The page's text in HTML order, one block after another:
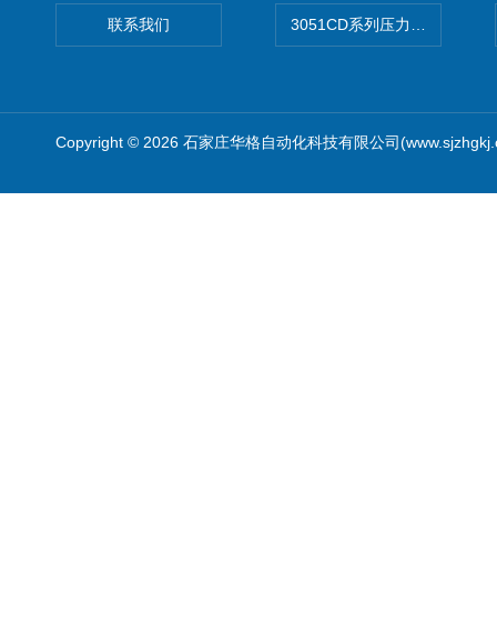
联系我们 3051CD系列压力变送器
Copyright © 2026 石家庄华格自动化科技有限公司